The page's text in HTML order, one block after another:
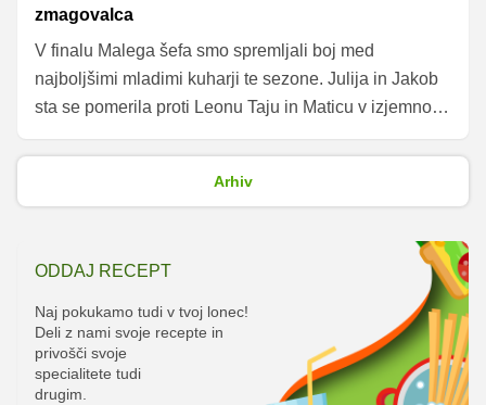
zmagovalca
V finalu Malega šefa smo spremljali boj med
najboljšimi mladimi kuharji te sezone. Julija in Jakob
sta se pomerila proti Leonu Taju in Maticu v izjemno
napeti tekmi. Njihova zadnja naloga je bila priprava
vendar je glavni izziv predstavljal tesen boj s časom.
Dalmatina. V nadaljevanju vam razkrivamo njun
zmagovalni meni.
Arhiv
ODDAJ RECEPT
Naj pokukamo tudi v tvoj lonec!
Deli z nami svoje recepte in
privošči svoje
specialitete tudi
drugim.